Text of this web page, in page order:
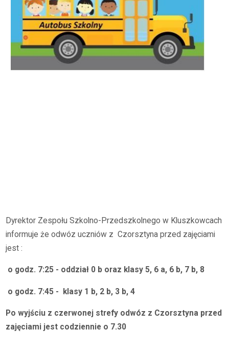
Dyrektor Zespołu Szkolno-Przedszkolnego w Kluszkowcach
informuje że odwóz uczniów z Czorsztyna przed zajęciami
jest :
o godz. 7:25 - oddział 0 b oraz klasy 5, 6 a, 6 b, 7 b, 8
o godz. 7:45 - klasy 1 b, 2 b, 3 b, 4
Po wyjściu z czerwonej strefy odwóz z Czorsztyna przed
zajęciami jest codziennie o 7.30